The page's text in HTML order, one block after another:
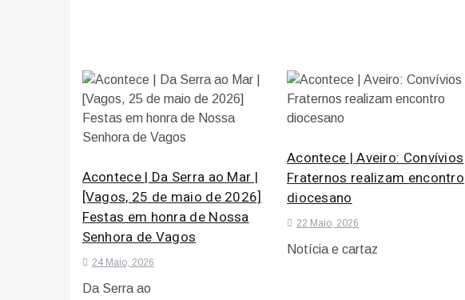
Acontece | Da Serra ao Mar |
[Vagos, 25 de maio de 2026]
Festas em honra de Nossa
Senhora de Vagos
24 Maio, 2026
Da Serra ao
Acontece | Aveiro: Convívios
Fraternos realizam encontro
diocesano
22 Maio, 2026
Notícia e cartaz